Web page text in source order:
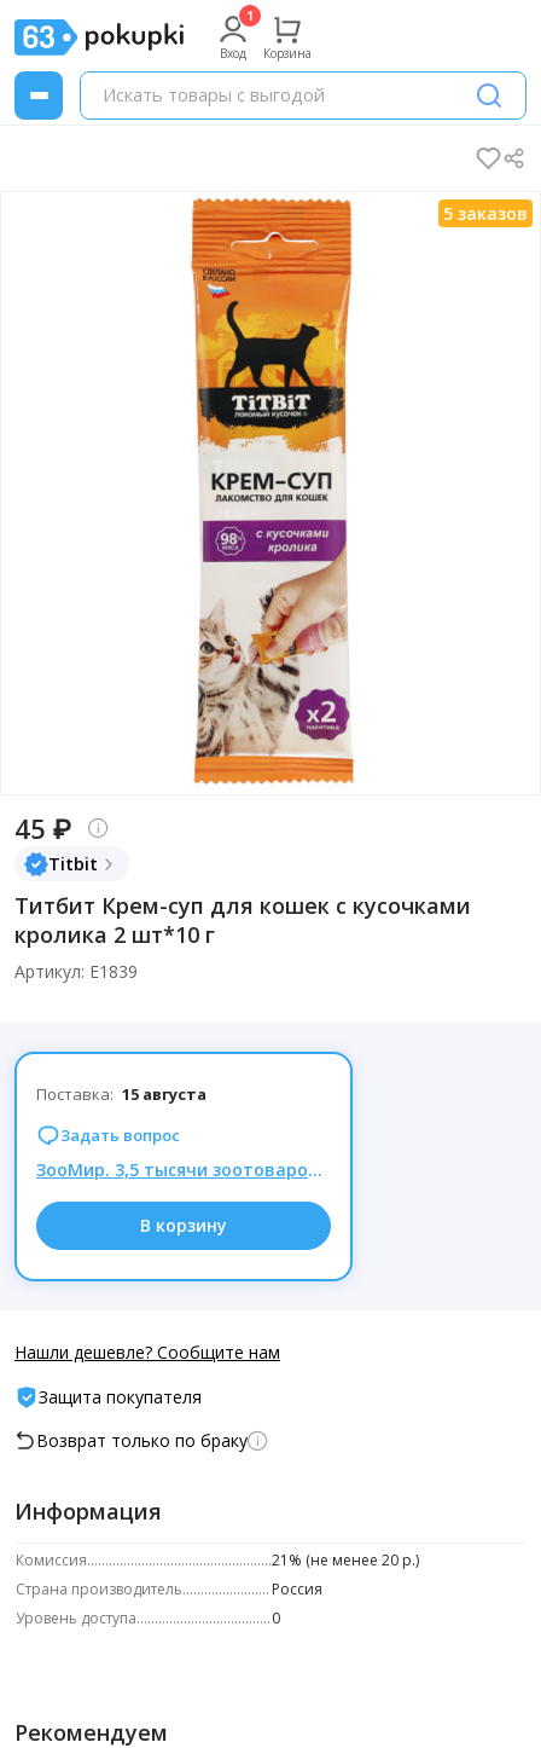
Вход Корзина
45 ₽
Titbit
Титбит Крем-суп для кошек с кусочками
кролика 2 шт*10 г
Артикул: Е1839
Поставка: 15 августа
Задать вопрос
ЗооМир. 3,5 тысячи зоотоваров. Омега NEO - вкус и забота в одной таблетке
В корзину
Нашли дешевле? Сообщите нам
Защита покупателя
Возврат только по браку
Информация
Комиссия
21% (не менее 20 р.)
Страна производитель
Россия
Уровень доступа
0
Рекомендуем